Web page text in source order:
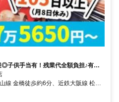
子供手当有！残業代全額負担♪有給
線 金橋徒歩約6分、近鉄大阪線 松塚
徒歩約23分 JR「金橋」駅より徒歩6